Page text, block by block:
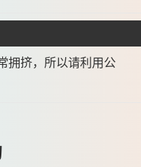
拥挤，所以请利用公